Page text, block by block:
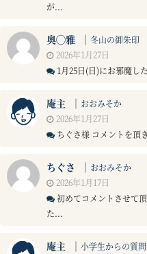
が...
奥◯雅 ｜ 冬山の御朱印
2026年1月27日
1月25日(日)にお邪魔し
庵主 ｜ おおみそか
2026年1月27日
ちぐさ様 コメントを頂
ちぐさ ｜ おおみそか
2026年1月17日
初めてコメントさせて
た...
庵主 ｜ 小学生からの質問